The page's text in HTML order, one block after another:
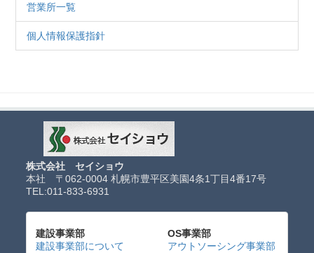
営業所一覧
個人情報保護指針
株式会社 セイショウ
本社 〒062-0004 札幌市豊平区美園4条1丁目4番17号
TEL:011-833-6931
建設事業部
建設事業部について
OS事業部
アウトソーシング事業部